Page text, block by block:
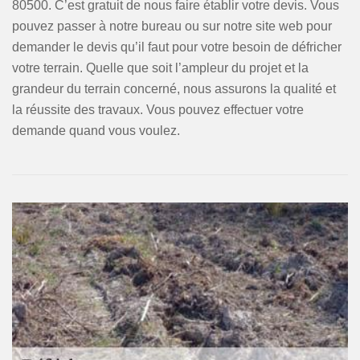
80500. C’est gratuit de nous faire établir votre devis. Vous
pouvez passer à notre bureau ou sur notre site web pour
demander le devis qu’il faut pour votre besoin de défricher
votre terrain. Quelle que soit l’ampleur du projet et la
grandeur du terrain concerné, nous assurons la qualité et
la réussite des travaux. Vous pouvez effectuer votre
demande quand vous voulez.